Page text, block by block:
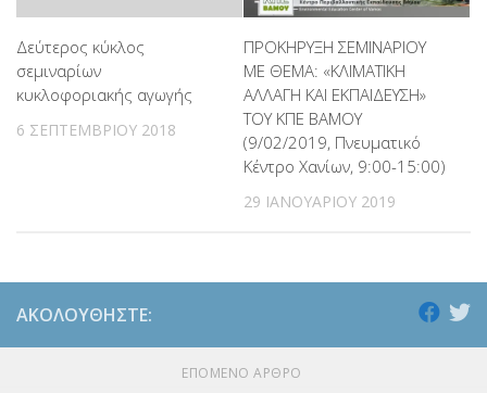
Δεύτερος κύκλος
σεμιναρίων
κυκλοφοριακής αγωγής
6 ΣΕΠΤΕΜΒΡΊΟΥ 2018
ΠΡΟΚΗΡΥΞΗ ΣΕΜΙΝΑΡΙΟΥ
ΜΕ ΘΕΜΑ: «ΚΛΙΜΑΤΙΚΗ
ΑΛΛΑΓΗ ΚΑΙ ΕΚΠΑΙΔΕΥΣΗ»
ΤΟΥ ΚΠΕ ΒΑΜΟΥ
(9/02/2019, Πνευματικό
Κέντρο Χανίων, 9:00-15:00)
29 ΙΑΝΟΥΑΡΊΟΥ 2019
ΑΚΟΛΟΥΘΉΣΤΕ:
ΕΠΌΜΕΝΟ ΆΡΘΡΟ